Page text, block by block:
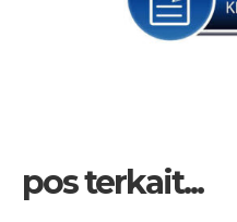
pos terkait...